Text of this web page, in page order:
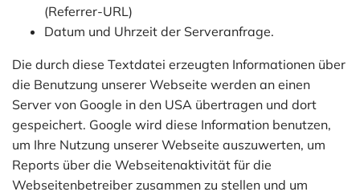
(Referrer-URL)
Datum und Uhrzeit der Serveranfrage.
Die durch diese Textdatei erzeugten Informationen über
die Benutzung unserer Webseite werden an einen
Server von Google in den USA übertragen und dort
gespeichert. Google wird diese Information benutzen,
um Ihre Nutzung unserer Webseite auszuwerten, um
Reports über die Webseitenaktivität für die
Webseitenbetreiber zusammen zu stellen und um